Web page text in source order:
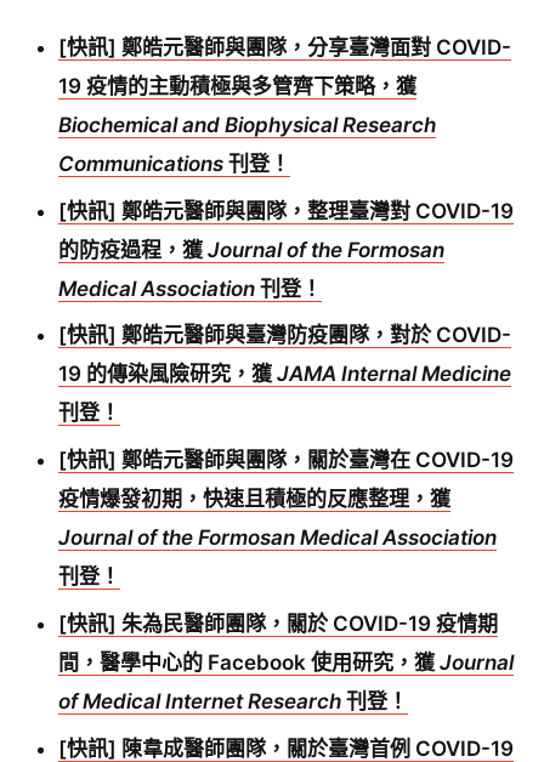
[快訊] 鄭皓元醫師與團隊，分享臺灣面對 COVID-
19 疫情的主動積極與多管齊下策略，獲
Biochemical and Biophysical Research
Communications刊登！
[快訊] 鄭皓元醫師與團隊，整理臺灣對 COVID-19
的防疫過程，獲 Journal of the Formosan
Medical Association刊登！
[快訊] 鄭皓元醫師與臺灣防疫團隊，對於 COVID-
19 的傳染風險研究，獲JAMA Internal Medicine
刊登！
[快訊] 鄭皓元醫師與團隊，關於臺灣在 COVID-19
疫情爆發初期，快速且積極的反應整理，獲
Journal of the Formosan Medical Association
刊登！
[快訊] 朱為民醫師團隊，關於 COVID-19 疫情期
間，醫學中心的 Facebook 使用研究，獲Journal
of Medical Internet Research刊登！
[快訊] 陳韋成醫師團隊，關於臺灣首例 COVID-19